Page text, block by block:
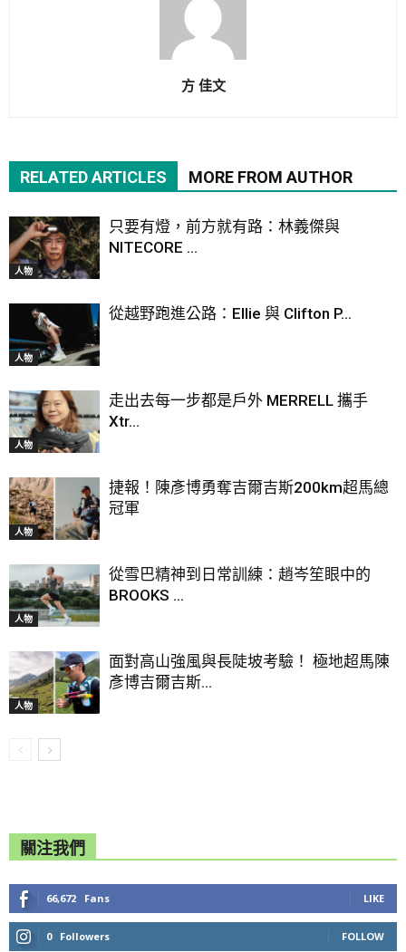
方 佳文
RELATED ARTICLES MORE FROM AUTHOR
人物
只要有燈，前方就有路：林義傑與
NITECORE ...
人物
從越野跑進公路：Ellie 與 Clifton P...
人物
走出去每一步都是戶外 MERRELL 攜手
Xtr...
人物
捷報！陳彥博勇奪吉爾吉斯200km超馬總
冠軍
人物
從雪巴精神到日常訓練：趙岑笙眼中的
BROOKS ...
人物
面對高山強風與長陡坡考驗！ 極地超馬陳
彥博吉爾吉斯...
關注我們
66,672 Fans LIKE
0 Followers FOLLOW